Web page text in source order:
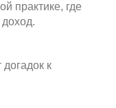
практике, где
к